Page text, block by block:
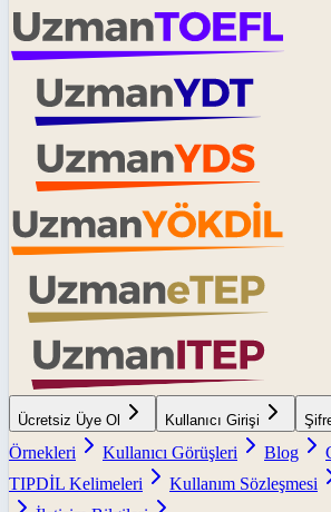
Ücretsiz Üye Ol Kullanıcı Girişi
Örnekleri
Kullanıcı Görüşleri Blog
TIPDİL Kelimeleri
Kullanım Sözleşmesi